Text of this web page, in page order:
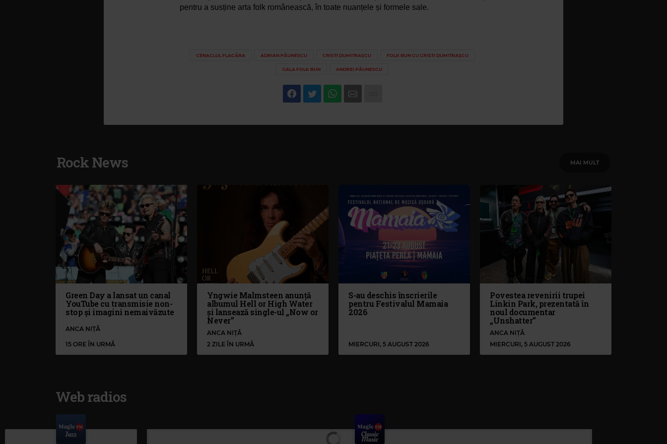
pentru a susține arta folk românească, în toate nuanțele și formele sale.
CENACLUL FLACĂRA ADRIAN PĂUNESCU CRISTI DUMITRAȘCU FOLK BUN CU CRISTI DUMITRAȘCU
GALA FOLK BUN ANDREI PĂUNESCU
Rock News MAI MULT
Green Day a lansat un canal
YouTube cu transmisie non-
stop și imagini nemaivăzute
ANCA NIȚĂ
15 ORE ÎN URMĂ
Yngwie Malmsteen anunță
albumul Hell or High Water
și lansează single-ul „Now or
Never”
ANCA NIȚĂ
2 ZILE ÎN URMĂ
S-au deschis înscrierile
pentru Festivalul Mamaia
2026
MIERCURI, 5 AUGUST 2026
Povestea revenirii trupei
Linkin Park, prezentată în
noul documentar
„Unshatter”
ANCA NIȚĂ
MIERCURI, 5 AUGUST 2026
Web radios